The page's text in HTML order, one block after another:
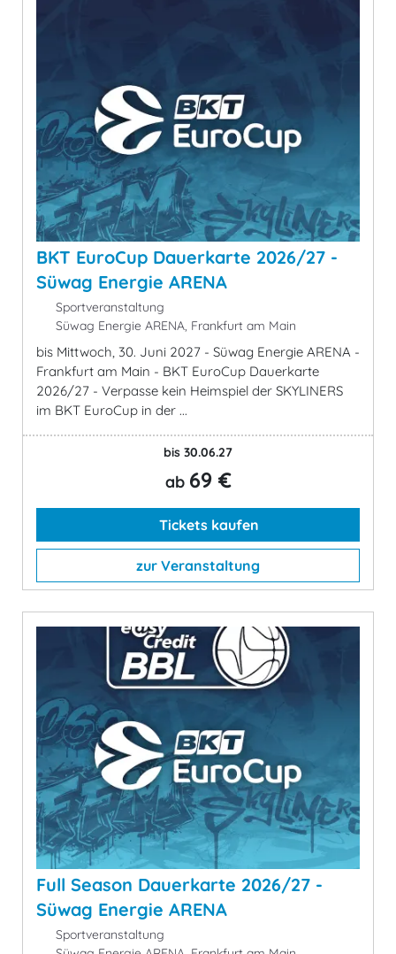
BKT EuroCup Dauerkarte 2026/27 -
Süwag Energie ARENA
Sportveranstaltung
Süwag Energie ARENA, Frankfurt am Main
bis Mittwoch, 30. Juni 2027 - Süwag Energie ARENA -
Frankfurt am Main - BKT EuroCup Dauerkarte
2026/27 - Verpasse kein Heimspiel der SKYLINERS
im BKT EuroCup in der ...
bis 30.06.27
ab 69 €
Tickets kaufen
zur Veranstaltung
Full Season Dauerkarte 2026/27 -
Süwag Energie ARENA
Sportveranstaltung